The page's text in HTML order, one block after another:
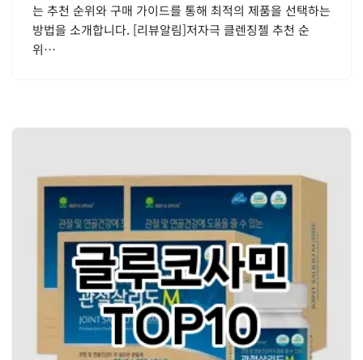
는 추천 순위와 구매 가이드를 통해 최적의 제품을 선택하는
방법을 소개합니다. [리뷰알림]저자극 클렌징젤 추천 순
위…